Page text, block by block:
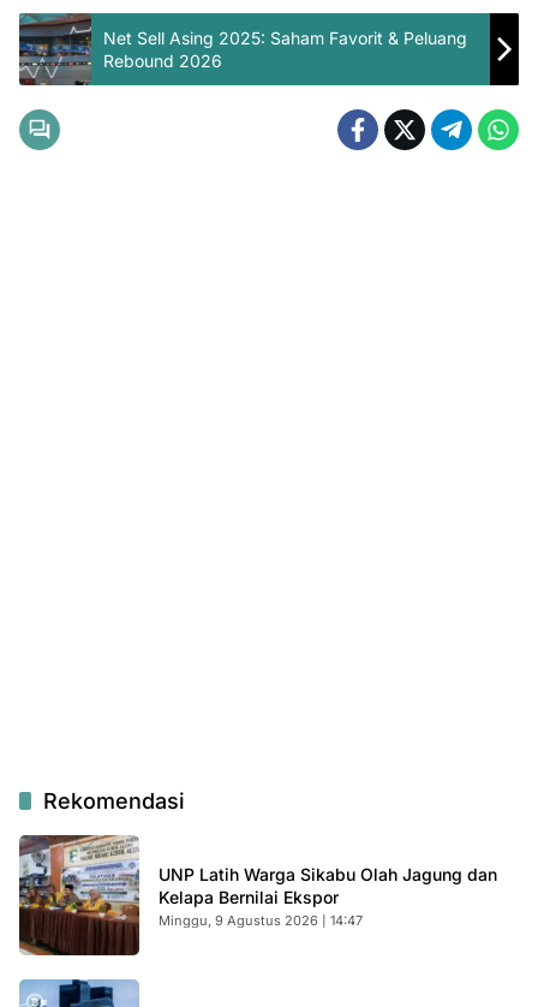
Net Sell Asing 2025: Saham Favorit & Peluang
Rebound 2026
Rekomendasi
UNP Latih Warga Sikabu Olah Jagung dan
Kelapa Bernilai Ekspor
Minggu, 9 Agustus 2026 | 14:47